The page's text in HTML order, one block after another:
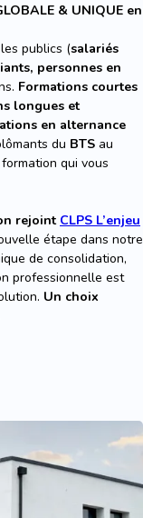
& UNIQUE en
publics (salariés
personnes en
Formations courtes
longues et
en alternance
du BTS au
qui vous
rejoint CLPS L’enjeu
étape dans notre
de consolidation,
professionnelle est
Un choix